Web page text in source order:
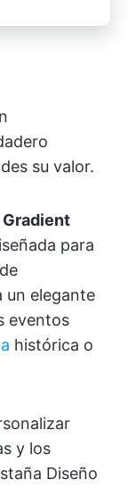
su valor.
para
un elegante
eventos
histórica o
y los
Diseño